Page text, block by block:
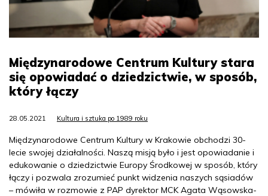
Międzynarodowe Centrum Kultury stara
się opowiadać o dziedzictwie, w sposób,
który łączy
28.05.2021 Kultura i sztuka po 1989 roku
Międzynarodowe Centrum Kultury w Krakowie obchodzi 30-
lecie swojej działalności. Naszą misją było i jest opowiadanie i
edukowanie o dziedzictwie Europy Środkowej w sposób, który
łączy i pozwala zrozumieć punkt widzenia naszych sąsiadów
– mówiła w rozmowie z PAP dyrektor MCK Agata Wąsowska-